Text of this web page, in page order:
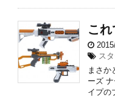
こ
ス
まさか
ーズ
イプの